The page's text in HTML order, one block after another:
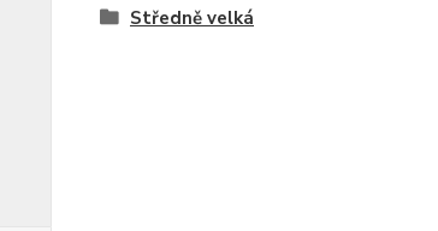
Středně velká